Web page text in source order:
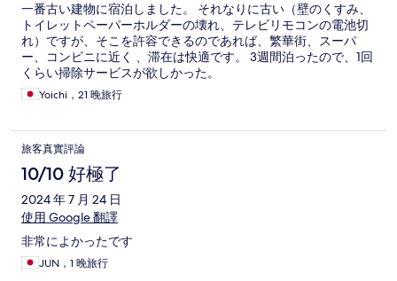
一番古い建物に宿泊しました。 それなりに古い（壁のくすみ、
トイレットペーパーホルダーの壊れ、テレビリモコンの電池切
れ）ですが、そこを許容できるのであれば、繁華街、スーパ
ー、コンビニに近く 、滞在は快適です。 3週間泊ったので、1回
くらい掃除サービスが欲しかった。
Yoichi，21 晚旅行
旅客真實評論
10/10 好極了
2024 年 7 月 24 日
使用 Google 翻譯
非常によかったです
JUN，1 晚旅行